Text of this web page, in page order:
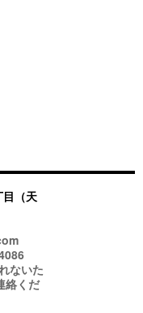
目（天
ないた
絡くだ